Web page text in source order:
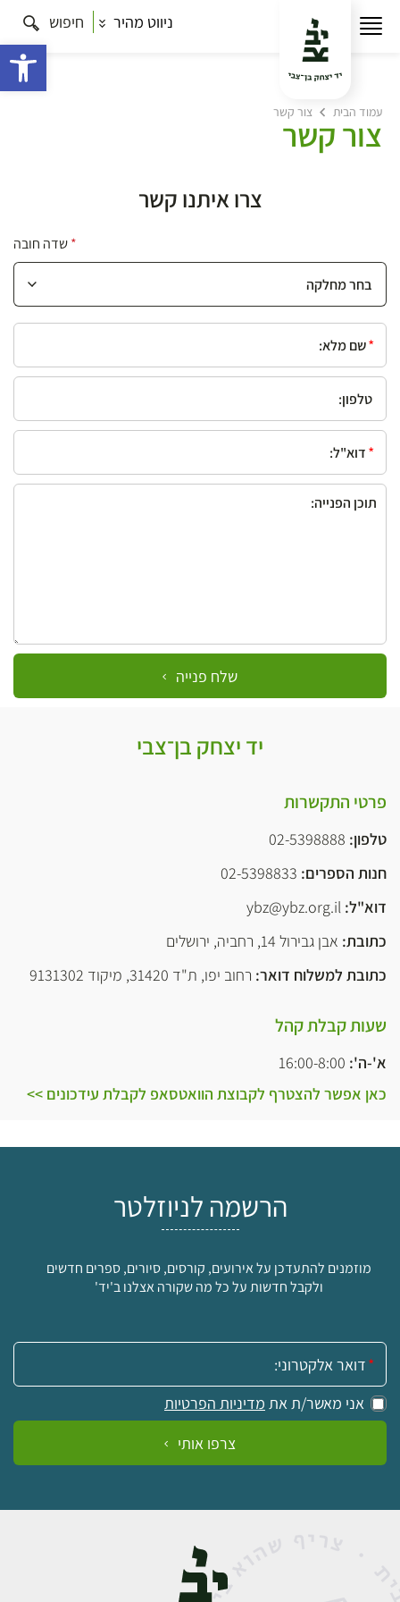
ניווט מהיר חיפוש
עמוד הבית צור קשר
צור קשר
צרו איתנו קשר
*שדה חובה
*שם מלא:
טלפון:
*דוא"ל:
תוכן הפנייה::
שלח פנייה
יד יצחק בן־צבי
פרטי התקשרות
טלפון: 02-5398888
חנות הספרים:
02-5398833
דוא"ל: ybz@ybz.org.il
כתובת: אבן גבירול 14, רחביה, ירושלים
כתובת למשלוח דואר: רחוב יפו, ת"ד 31420, מיקוד 9131302
שעות קבלת קהל
א'-ה':
כאן אפשר להצטרף לקבוצת הוואטסאפ לקבלת עידכונים >>
הרשמה לניוזלטר
מוזמנים להתעדכן על אירועים, קורסים, סיורים, ספרים חדשים
ולקבל חדשות על כל מה שקורה אצלנו ב'יד'
אימייל:
אני מאשר/ת את מדיניות הפרטיות
צרפו אותי